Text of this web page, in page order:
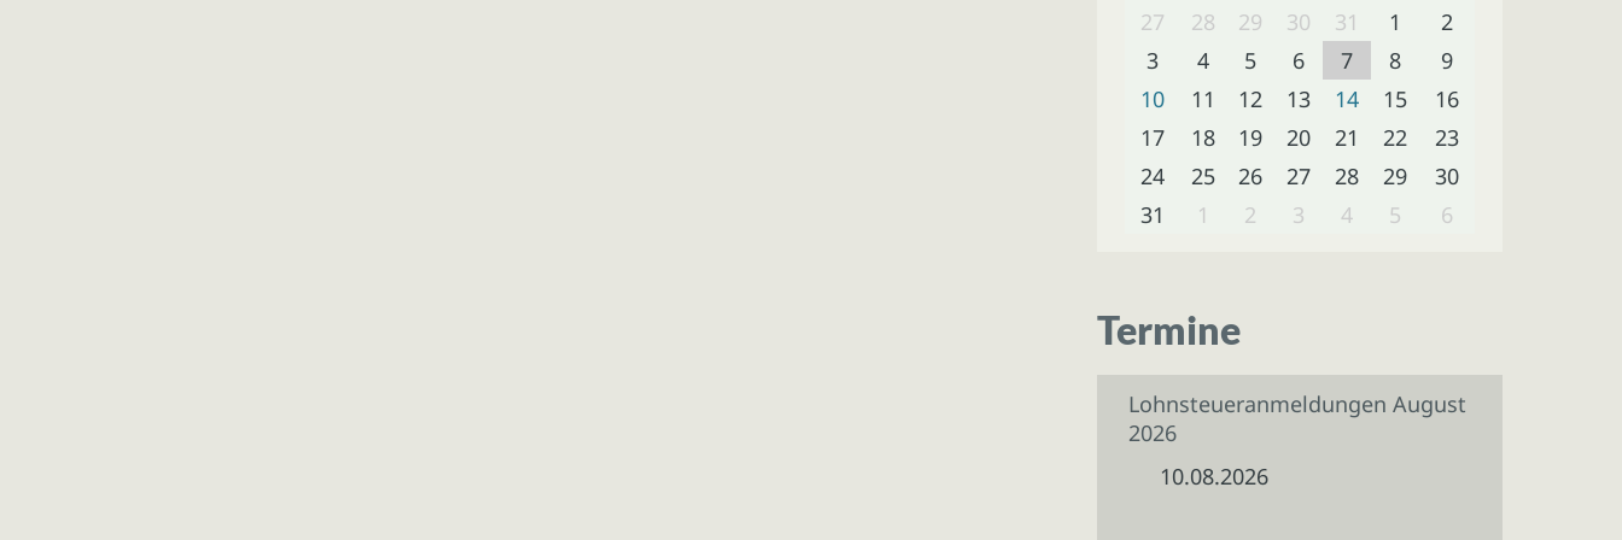
27
28 29 30 31 1
2
3
4 5 6 7 8
9
10
11 12 13 14 15
16
17
18 19 20 21 22
23
24
25 26 27 28 29
30
31
1 2 3 4 5 6
Termine
Lohnsteueranmeldungen August
2026
10.08.2026